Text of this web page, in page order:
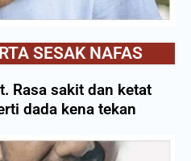
SESAK NAFAS
Rasa sakit dan ketat
dada kena tekan